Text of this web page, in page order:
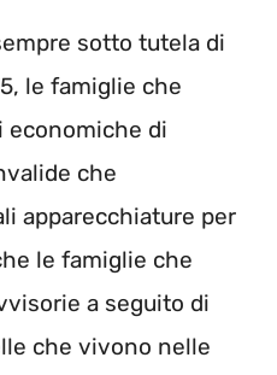
sotto tutela di
le famiglie che
economiche di
che
apparecchiature per
le famiglie che
a seguito di
che vivono nelle